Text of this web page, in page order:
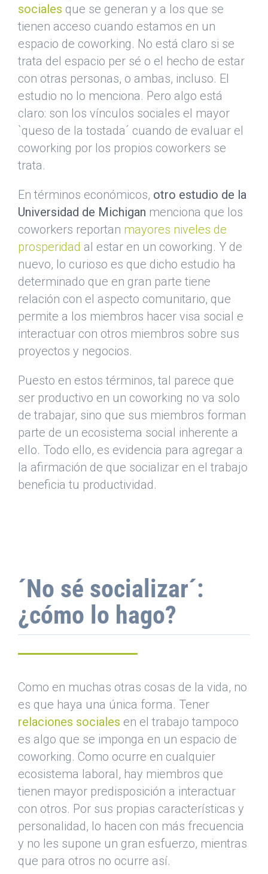
sociales que se generan y a los que se
tienen acceso cuando estamos en un
espacio de coworking. No está claro si se
trata del espacio per sé o el hecho de estar
con otras personas, o ambas, incluso. El
estudio no lo menciona. Pero algo está
claro: son los vínculos sociales el mayor
`queso de la tostada´ cuando de evaluar el
coworking por los propios coworkers se
trata.
En términos económicos, otro estudio de la
Universidad de Michigan menciona que los
coworkers reportan mayores niveles de
prosperidad al estar en un coworking. Y de
nuevo, lo curioso es que dicho estudio ha
determinado que en gran parte tiene
relación con el aspecto comunitario, que
permite a los miembros hacer visa social e
interactuar con otros miembros sobre sus
proyectos y negocios.
Puesto en estos términos, tal parece que
ser productivo en un coworking no va solo
de trabajar, sino que sus miembros forman
parte de un ecosistema social inherente a
ello. Todo ello, es evidencia para agregar a
la afirmación de que socializar en el trabajo
beneficia tu productividad.
´No sé socializar´:
¿cómo lo hago?
Como en muchas otras cosas de la vida, no
es que haya una única forma. Tener
relaciones sociales en el trabajo tampoco
es algo que se imponga en un espacio de
coworking. Como ocurre en cualquier
ecosistema laboral, hay miembros que
tienen mayor predisposición a interactuar
con otros. Por sus propias características y
personalidad, lo hacen con más frecuencia
y no les supone un gran esfuerzo, mientras
que para otros no ocurre así.